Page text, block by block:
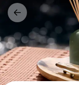
Pular
para
conteúdo